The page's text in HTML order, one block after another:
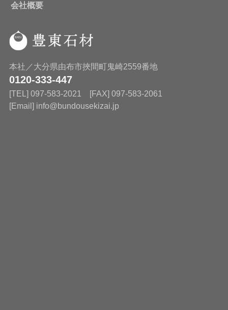
会社概要
本社／大分県由布市挾間町鬼崎2559番地
0120-333-447
[TEL] 097-583-2021 [FAX] 097-583-2061
[Email] info@bundousekizai.jp